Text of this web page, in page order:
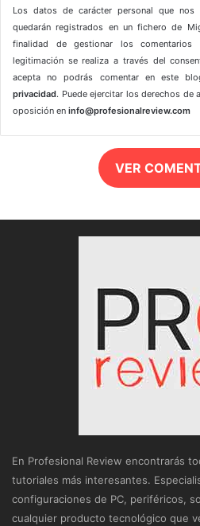
Los datos de carácter personal que nos
quedarán registrados en un fichero de
finalidad de gestionar los
legitimación se realiza a través del
acepta no podrás comentar en este
privacidad. Puede ejercitar los derechos de
oposición en info@profesionalreview.com
VER
En Profesional Review encontrarás
tutoriales más interesantes.
configuraciones de PC, periféricos,
cualquier producto tecnológico que